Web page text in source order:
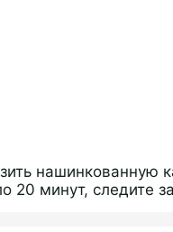
нашинкованную
20 минут, следите